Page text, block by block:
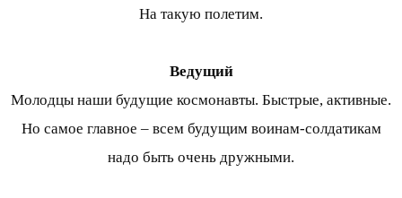
На такую полетим.
Ведущий
Молодцы наши будущие космонавты. Быстрые, активные.
Но самое главное – всем будущим воинам-солдатикам
надо быть очень дружными.